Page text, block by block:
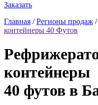
Заказать
Главная /Регионы продаж /
контейнеры 40 Футов
контейнеры
40 футов в